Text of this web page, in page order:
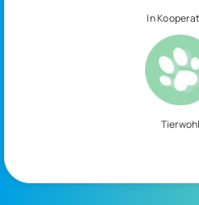
In
Tierwohl